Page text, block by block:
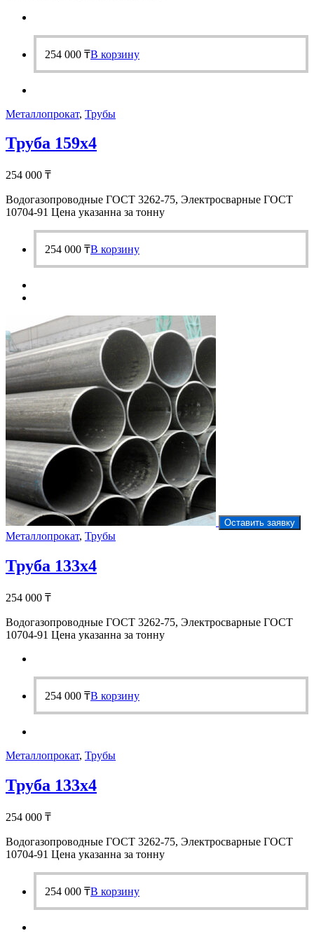
254 000 ₸В корзину
Металлопрокат, Трубы
Труба 159х4
254 000 ₸
Водогазопроводные ГОСТ 3262-75, Электросварные ГОСТ
10704-91 Цена указанна за тонну
254 000 ₸В корзину
Оставить заявку
Металлопрокат, Трубы
Труба 133х4
254 000 ₸
Водогазопроводные ГОСТ 3262-75, Электросварные ГОСТ
10704-91 Цена указанна за тонну
254 000 ₸В корзину
Металлопрокат, Трубы
Труба 133х4
254 000 ₸
Водогазопроводные ГОСТ 3262-75, Электросварные ГОСТ
10704-91 Цена указанна за тонну
254 000 ₸В корзину